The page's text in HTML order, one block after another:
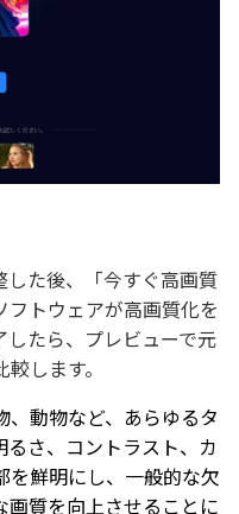
た後、「今すぐ高画質
トウェアが高画質化を
たら、プレビューで元
します。
、動物など、あらゆるタ
さ、コントラスト、カ
を鮮明にし、一般的な欠
画質を向上させることに